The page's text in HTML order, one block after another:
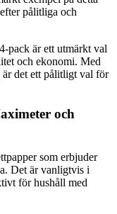
pålitliga och
pack är ett utmärkt val
och ekonomi. Med
är det ett pålitligt val för
och
som erbjuder
Det är vanligtvis i
för hushåll med